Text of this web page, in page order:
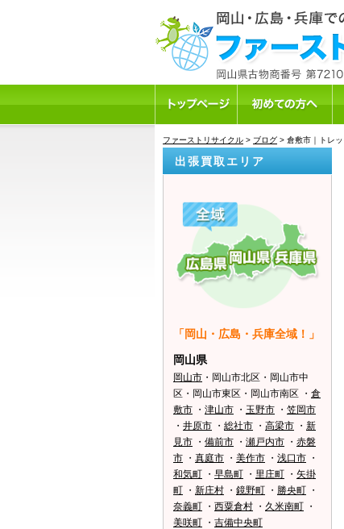
ファーストリサイクル > ブログ > 倉敷市｜トレ
出張買取エリア
「岡山・広島・兵庫全域！」
岡山県
岡山市 ・岡山市北区・岡山市中
区・岡山市東区・岡山市南区 ・ 倉
敷市 ・ 津山市 ・ 玉野市 ・ 笠岡市
・ 井原市 ・ 総社市 ・ 高梁市 ・ 新
見市 ・ 備前市 ・ 瀬戸内市 ・ 赤磐
市 ・ 真庭市 ・ 美作市 ・ 浅口市 ・
和気町 ・ 早島町 ・ 里庄町 ・ 矢掛
町 ・ 新庄村 ・ 鏡野町 ・ 勝央町 ・
奈義町 ・ 西粟倉村 ・ 久米南町 ・
美咲町 ・ 吉備中央町